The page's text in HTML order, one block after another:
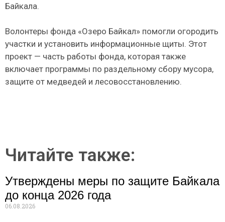
Байкала.
Волонтеры фонда «Озеро Байкал» помогли огородить
участки и установить информационные щиты. Этот
проект — часть работы фонда, которая также
включает программы по раздельному сбору мусора,
защите от медведей и лесовосстановлению.
Читайте также:
Утверждены меры по защите Байкала
до конца 2026 года
06.08.2026